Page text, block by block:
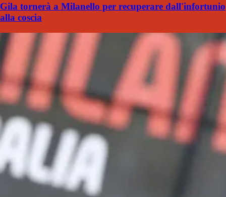
Gila tornerà a Milanello per recuperare dall'infortunio
alla coscia